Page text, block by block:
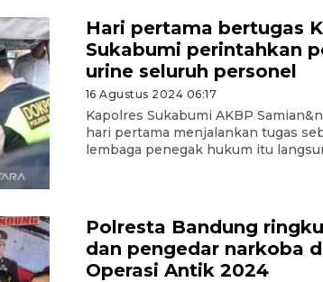
Hari pertama bertugas
Sukabumi perintahkan
urine seluruh personel
16 Agustus 2024 06:17
Kapolres Sukabumi AKBP
hari pertama menjalankan tugas
lembaga penegak hukum itu
Polresta Bandung
dan pengedar narkoba
Operasi Antik 2024
Pelanggan
sampai 8
1 Juni 2026 05:47